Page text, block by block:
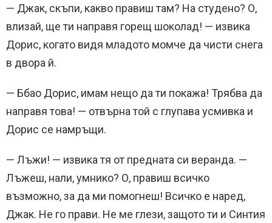
— Джак, скъпи, какво правиш там? На студено? О,
влизай, ще ти направя горещ шоколад! — извика
Дорис, когато видя младото момче да чисти снега
в двора й.
— Ббао Дорис, имам нещо да ти покажа! Трябва да
направя това! — отвърна той с глупава усмивка и
Дорис се намръщи.
— Лъжи! — извика тя от предната си веранда. —
Лъжеш, нали, умнико? О, правиш всичко
възможно, за да ми помогнеш! Всичко е наред,
Джак. Не го прави. Не ме глези, защото ти и Синтия